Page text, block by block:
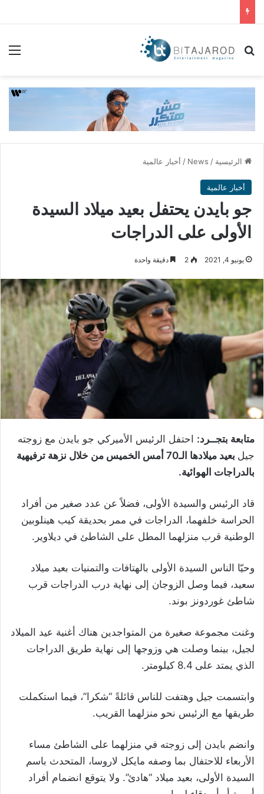
بحث عن
الرئيسية /
News
/ أخبار عالمية
أخبار عالمية
جو بايدن يحتفل بعيد ميلاد السيدة
الأولى على الدراجات
يونيو 4, 2021 2 دقيقة واحدة
متابعة بتجــرد: احتفل الرئيس الأميركي جو بايدن مع زوجته
جيل
بعيد ميلادها الـ70 أمس الخميس من خلال نزهة ترفيهية
بالدراجات الهوائية.
قاد الرئيس والسيدة الأولى، فضلاً عن عدد صغير من أفراد
الحراسة خلفهما، الدراجات في ممر بحديقة كيب هينلوبين
الوطنية قرب منزلهما المطل على الشاطئ في ديلاوير.
وحيّا الناس السيدة الأولى بالهتافات والتمنيات بعيد ميلاد
سعيد، فيما وصل الزوجان إلى نهاية درب الدراجات قرب
شاطئ غوردونز بوند.
وغنت مجموعة صغيرة من المتواجدين هناك أغنية عيد الميلاد
لجيل، بينما وصلت هي وزوجها إلى نهاية طريق الدراجات
الذي يمتد على 8.4 كيلومتر.
وابتسمت جيل وهتفت للناس قائلةً “شكرا”، فيما استكملت
طريقها مع الرئيس نحو منزلهما القريب.
وانضم بايدن إلى زوجته في منزلهما على الشاطئ مساء
الأربعاء للاحتفال بما وصفه مايكل لاروسا، المتحدث باسم
السيدة الأولى، بعيد ميلاد “هادئ”. ولا يتوقع انضمام أفراد